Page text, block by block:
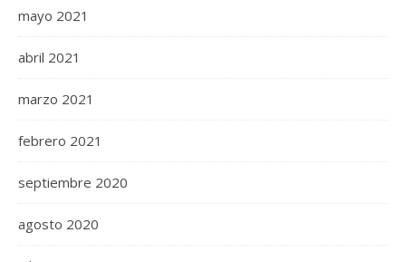
mayo 2021
abril 2021
marzo 2021
febrero 2021
septiembre 2020
agosto 2020